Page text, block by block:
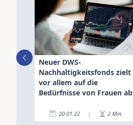
Neuer DWS-
Nachhaltigkeitsfonds zielt
vor allem auf die
Bedürfnisse von Frauen ab
20.01.22 | 2 Min.